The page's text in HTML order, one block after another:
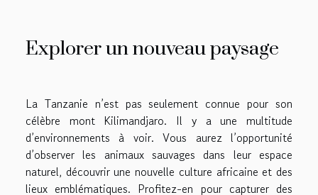
Explorer un nouveau paysage
La Tanzanie n’est pas seulement connue pour son
célèbre mont Kilimandjaro. Il y a une multitude
d’environnements à voir. Vous aurez l’opportunité
d’observer les animaux sauvages dans leur espace
naturel, découvrir une nouvelle culture africaine et des
lieux emblématiques. Profitez-en pour capturer des